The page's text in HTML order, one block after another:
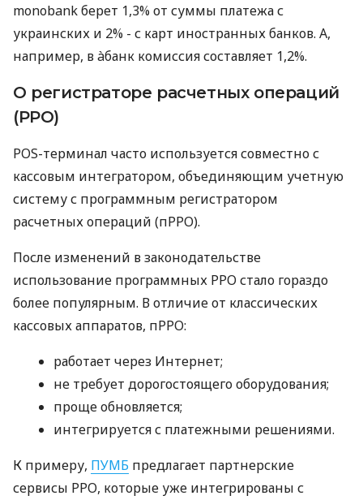
monobank берет 1,3% от суммы платежа с
украинских и 2% - с карт иностранных банков. А,
например, в àбанк комиссия составляет 1,2%.
О регистраторе расчетных операций
(РРО)
POS-терминал часто используется совместно с
кассовым интегратором, объединяющим учетную
систему с программным регистратором
расчетных операций (пРРО).
После изменений в законодательстве
использование программных РРО стало гораздо
более популярным. В отличие от классических
кассовых аппаратов, пРРО:
работает через Интернет;
не требует дорогостоящего оборудования;
проще обновляется;
интегрируется с платежными решениями.
К примеру, ПУМБ предлагает партнерские
сервисы РРО, которые уже интегрированы с